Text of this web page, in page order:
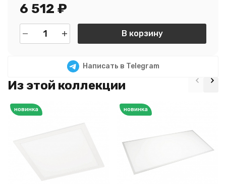
6 512 ₽
В корзину
Написать в Telegram
Из этой коллекции
новинка новинка